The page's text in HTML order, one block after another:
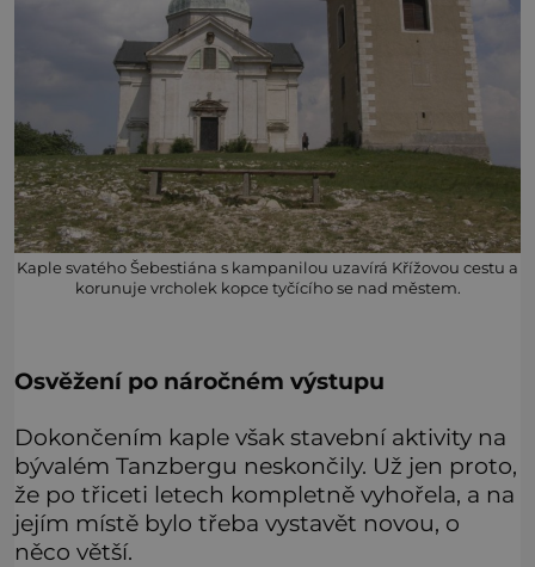
Kaple svatého Šebestiána s kampanilou uzavírá Křížovou cestu a
korunuje vrcholek kopce tyčícího se nad městem.
Osvěžení po náročném výstupu
Dokončením kaple však stavební aktivity na
bývalém Tanzbergu neskončily. Už jen proto,
že po třiceti letech kompletně vyhořela, a na
jejím místě bylo třeba vystavět novou, o
něco větší.